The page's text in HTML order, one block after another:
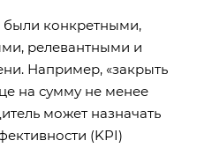
были конкретными,
релевантными и
Например, «закрыть
на сумму не менее
может назначать
(KPI)